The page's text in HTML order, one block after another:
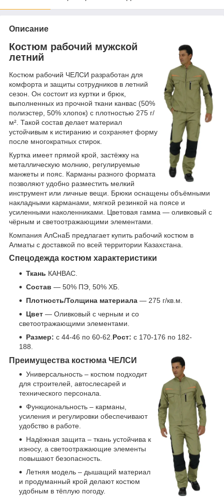
Описание
Костюм рабочий мужской
летний
Костюм рабочий ЧЕЛСИ разработан для
комфорта и защиты сотрудников в летний
сезон. Он состоит из куртки и брюк,
выполненных из прочной ткани канвас (50%
полиэстер, 50% хлопок) с плотностью 275 г/
м². Такой состав делает материал
устойчивым к истиранию и сохраняет форму
после многократных стирок.
Куртка имеет прямой крой, застёжку на
металлическую молнию, регулируемые
манжеты и пояс. Карманы разного формата
позволяют удобно разместить мелкий
инструмент или личные вещи. Брюки оснащены объёмными
накладными карманами, мягкой резинкой на поясе и
усиленными наколенниками. Цветовая гамма — оливковый с
чёрным и светоотражающими элементами.
Компания АлСнаБ предлагает купить рабочий костюм в
Алматы с доставкой по всей территории Казахстана.
Спецодежда костюм характеристики
Ткань КАНВАС.
Состав — 50% ПЭ, 50% ХБ.
Плотность/Толщина материала — 275 г/кв.м.
Цвет — Оливковый с черным и со
светоотражающими элементами.
Размер: с 44-46 по 60-62.Рост: с 170-176 по 182-
188.
Преимущества костюма ЧЕЛСИ
Универсальность – костюм подходит
для строителей, автослесарей и
технического персонала.
Функциональность – карманы,
усиления и регулировки обеспечивают
удобство в работе.
Надёжная защита – ткань устойчива к
износу, а светоотражающие элементы
повышают безопасность.
Летняя модель – дышащий материал
и продуманный крой делают костюм
удобным в тёплую погоду.